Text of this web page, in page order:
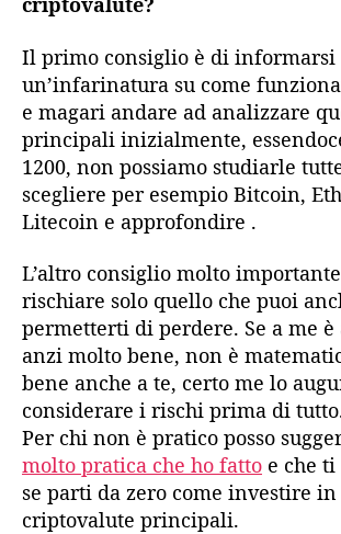
Il primo consiglio è di informarsi
un’infarinatura su come
e magari andare ad analizzare
principali inizialmente,
1200, non possiamo studiarle
scegliere per esempio Bitcoin,
Litecoin e approfondire .
L’altro consiglio molto
rischiare solo quello che puoi
permetterti di perdere. Se a me è
anzi molto bene, non è
bene anche a te, certo me lo
considerare i rischi prima di
Per chi non è pratico posso
molto pratica che ho fatto e che ti
se parti da zero come investire
criptovalute principali.